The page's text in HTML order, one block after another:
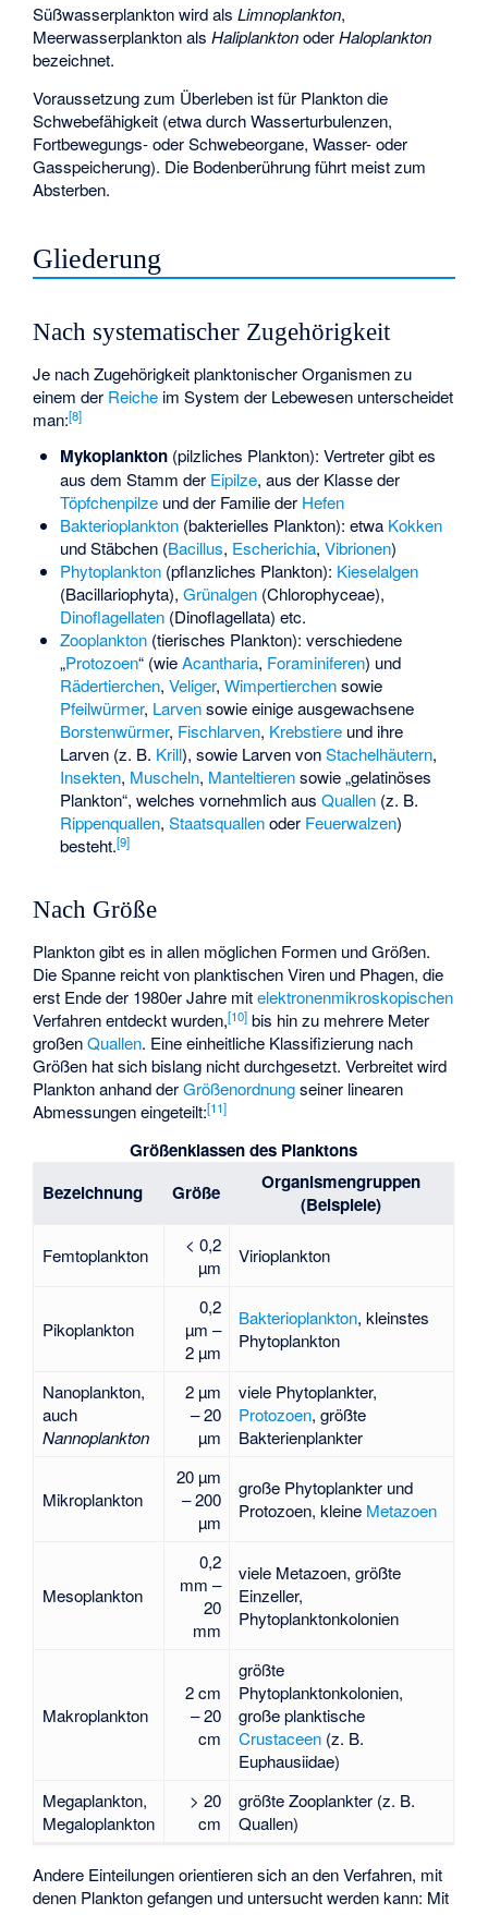
Süßwasserplankton wird alsLimnoplankton,
Meerwasserplankton alsHaliplanktonoderHaloplankton
bezeichnet.
Voraussetzung zum Überleben ist für Plankton die
Schwebefähigkeit (etwa durch Wasserturbulenzen,
Fortbewegungs- oder Schwebeorgane, Wasser- oder
Gasspeicherung). Die Bodenberührung führt meist zum
Absterben.
Gliederung
Nach systematischer Zugehörigkeit
Je nach Zugehörigkeit planktonischer Organismen zu
einem der Reiche im System der Lebewesen unterscheidet
man:[8]
Mykoplankton(pilzliches Plankton): Vertreter gibt es
aus dem Stamm der Eipilze, aus der Klasse der
Töpfchenpilzeund der Familie der Hefen
Bakterioplankton(bakterielles Plankton): etwa Kokken
und Stäbchen (Bacillus, Escherichia, Vibrionen)
Phytoplankton(pflanzliches Plankton): Kieselalgen
(Bacillariophyta), Grünalgen(Chlorophyceae),
Dinoflagellaten(Dinoflagellata) etc.
Zooplankton(tierisches Plankton): verschiedene
„Protozoen“ (wieAcantharia, Foraminiferen) und
Rädertierchen, Veliger, Wimpertierchensowie
Pfeilwürmer, Larvensowie einige ausgewachsene
Borstenwürmer, Fischlarven, Krebstiereund ihre
Larven (z. B. Krill), sowie Larven vonStachelhäutern,
Insekten, Muscheln, Manteltierensowie „gelatinöses
Plankton“, welches vornehmlich aus Quallen(z. B.
Rippenquallen, Staatsquallenoder Feuerwalzen)
besteht.[9]
Nach Größe
Plankton gibt es in allen möglichen Formen und Größen.
Die Spanne reicht von planktischen Viren und Phagen, die
erst Ende der 1980er Jahre mitelektronenmikroskopischen
Verfahren entdeckt wurden,[10] bis hin zu mehrere Meter
großenQuallen. Eine einheitliche Klassifizierung nach
Größen hat sich bislang nicht durchgesetzt. Verbreitet wird
Plankton anhand derGrößenordnungseiner linearen
Abmessungen eingeteilt:[11]
Größenklassen des Planktons
Bezeichnung
Größe
Organismengruppen
(Beispiele)
Femtoplankton
< 0,2
µm
Virioplankton
Pikoplankton
0,2
µm –
2 µm
Bakterioplankton, kleinstes
Phytoplankton
Nanoplankton,
auch
Nannoplankton
2 µm
– 20
µm
viele Phytoplankter,
Protozoen, größte
Bakterienplankter
Mikroplankton
20 µm
– 200
µm
große Phytoplankter und
Protozoen, kleine Metazoen
Mesoplankton
0,2
mm –
20
mm
viele Metazoen, größte
Einzeller,
Phytoplanktonkolonien
Makroplankton
2 cm
– 20
cm
größte
Phytoplanktonkolonien,
große planktische
Crustaceen(z. B.
Euphausiidae)
Megaplankton,
Megaloplankton
> 20
cm
größte Zooplankter (z. B.
Quallen)
Andere Einteilungen orientieren sich an den Verfahren, mit
denen Plankton gefangen und untersucht werden kann: Mit